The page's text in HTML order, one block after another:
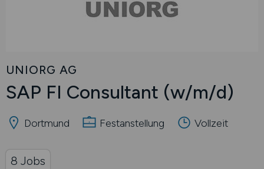
UNIORG AG
SAP FI Consultant (w/m/d)
Dortmund Festanstellung Vollzeit
8 Jobs